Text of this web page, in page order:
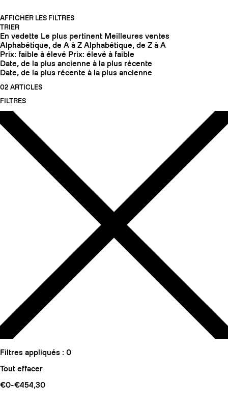
COUTEAUX
AFFICHER LES FILTRES
TRIER
En vedette Le plus pertinent Meilleures ventes
Alphabétique, de A à Z Alphabétique, de Z à A
Prix: faible à élevé Prix: élevé à faible
Date, de la plus ancienne à la plus récente
Date, de la plus récente à la plus ancienne
02 ARTICLES
FILTRES
Filtres appliqués : 0
Tout effacer
€0-€454,30